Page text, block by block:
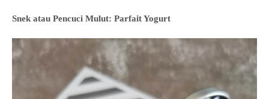
Snek atau Pencuci Mulut: Parfait Yogurt